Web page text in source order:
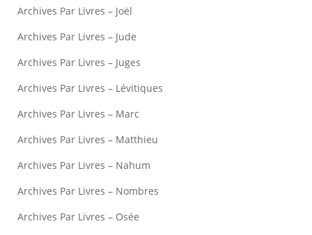
Archives Par Livres – Joël
Archives Par Livres – Jude
Archives Par Livres – Juges
Archives Par Livres – Lévitiques
Archives Par Livres – Marc
Archives Par Livres – Matthieu
Archives Par Livres – Nahum
Archives Par Livres – Nombres
Archives Par Livres – Osée